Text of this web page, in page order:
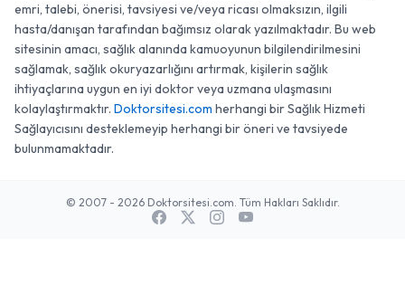
emri, talebi, önerisi, tavsiyesi ve/veya ricası olmaksızın, ilgili
hasta/danışan tarafından bağımsız olarak yazılmaktadır. Bu web
sitesinin amacı, sağlık alanında kamuoyunun bilgilendirilmesini
sağlamak, sağlık okuryazarlığını artırmak, kişilerin sağlık
ihtiyaçlarına uygun en iyi doktor veya uzmana ulaşmasını
kolaylaştırmaktır. Doktorsitesi.com herhangi bir Sağlık Hizmeti
Sağlayıcısını desteklemeyip herhangi bir öneri ve tavsiyede
bulunmamaktadır.
© 2007 - 2026 Doktorsitesi.com. Tüm Hakları Saklıdır.